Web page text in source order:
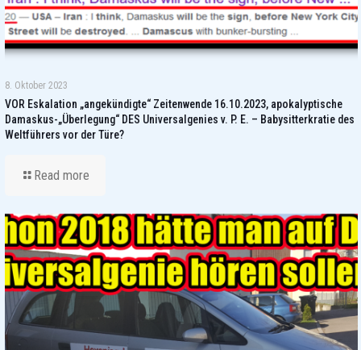
8. Oktober 2023
VOR Eskalation „angekündigte“ Zeitenwende 16.10.2023, apokalyptische
Damaskus-„Überlegung“ DES Universalgenies v. P. E. – Babysitterkratie des
Weltführers vor der Türe?
Read more